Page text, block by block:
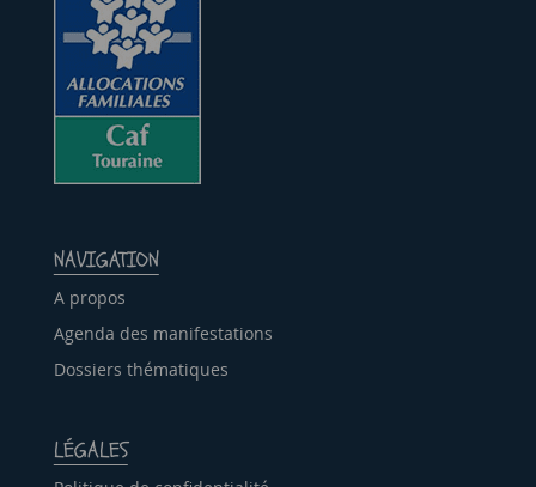
NAVIGATION
A propos
Agenda des manifestations
Dossiers thématiques
LÉGALES